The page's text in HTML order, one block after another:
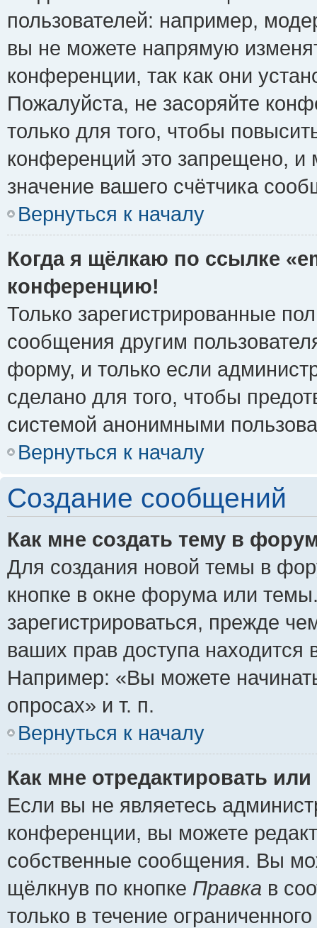
пользователей: например,
вы не можете напрямую
конференции, так как они
Пожалуйста, не засоряйте
только для того, чтобы
конференций это запрещено, и
значение вашего счётчика
Вернуться к началу
Когда я щёлкаю по ссылке
конференцию!
Только зарегистрированные
сообщения другим
форму, и только если
сделано для того, чтобы
системой анонимными
Вернуться к началу
Создание сообщений
Как мне создать тему в
Для создания новой темы в
кнопке в окне форума или
зарегистрироваться, прежде
ваших прав доступа
Например: «Вы можете
опросах» и т. п.
Вернуться к началу
Как мне отредактировать
Если вы не являетесь
конференции, вы можете
собственные сообщения. Вы
щёлкнув по кнопке Правка в
только в течение